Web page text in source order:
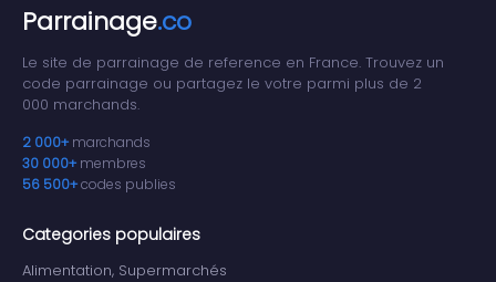
Parrainage.co
Le site de parrainage de reference en France. Trouvez un
code parrainage ou partagez le votre parmi plus de 2
000 marchands.
2 000+ marchands
30 000+ membres
56 500+codes publies
Categories populaires
Alimentation, Supermarchés